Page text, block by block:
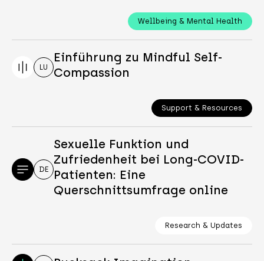
Wellbeing & Mental Health
LU
Einführung zu Mindful Self-
Compassion
Support & Resources
DE
Sexuelle Funktion und
Zufriedenheit bei Long-COVID-
Patienten: Eine
Querschnittsumfrage online
Research & Updates